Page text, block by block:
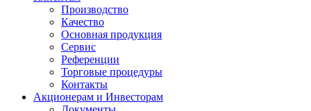
Производство
Качество
Основная продукция
Сервис
Референции
Торговые процедуры
Контакты
Акционерам и Инвесторам